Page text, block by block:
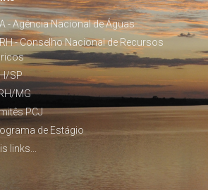
- Agência Nacional de Águas
- Conselho Nacional de Recursos
SP
MG
PCJ
de Estágio
links...